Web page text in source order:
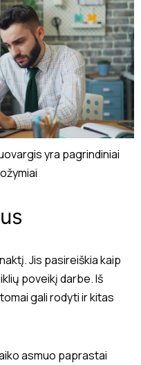
yra pagrindiniai
Jis pasireiškia kaip
poveikį darbe. Iš
gali rodyti ir kitas
asmuo paprastai